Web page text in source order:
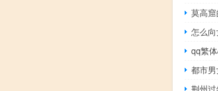
莫高
qq繁
都市